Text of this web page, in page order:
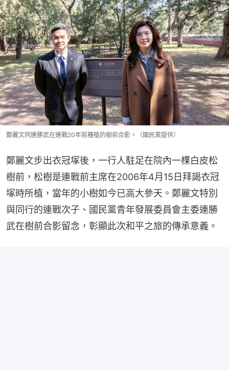
鄭麗文同連勝武在連戰20年前種植的樹前合影。（國民黨提供）
鄭麗文步出衣冠塚後，一行人駐足在院內一棵白皮松
樹前，松樹是連戰前主席在2006年4月15日拜謁衣冠
塚時所植，當年的小樹如今已高大參天。鄭麗文特別
與同行的連戰次子、國民黨青年發展委員會主委連勝
武在樹前合影留念，彰顯此次和平之旅的傳承意義。